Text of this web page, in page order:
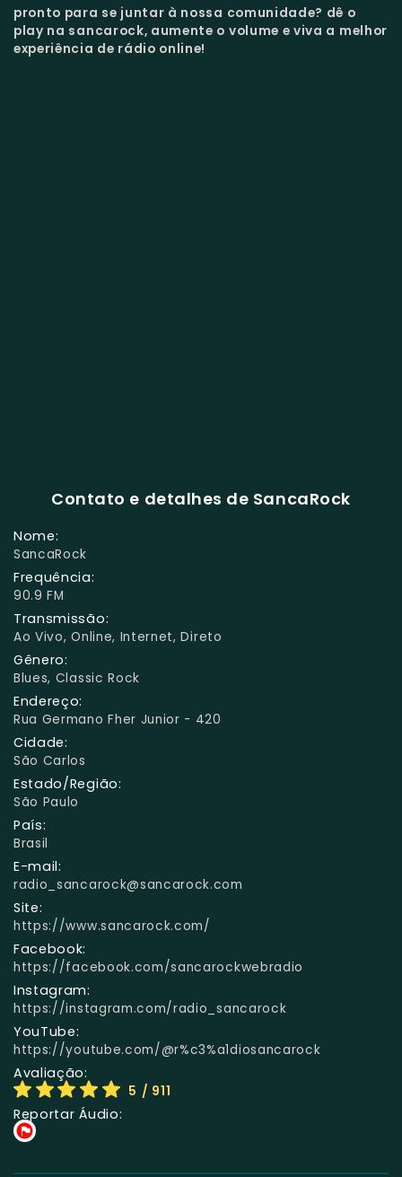
pronto para se juntar à nossa comunidade? dê o
play na sancarock, aumente o volume e viva a melhor
experiência de rádio online!
Contato e detalhes de SancaRock
Nome:
SancaRock
Frequência:
90.9 FM
Transmissão:
Ao Vivo, Online, Internet, Direto
Gênero:
Blues, Classic Rock
Endereço:
Rua Germano Fher Junior - 420
Cidade:
São Carlos
Estado/Região:
São Paulo
País:
Brasil
E-mail:
radio_sancarock@sancarock.com
Site:
https://www.sancarock.com/
Facebook:
https://facebook.com/sancarockwebradio
Instagram:
https://instagram.com/radio_sancarock
YouTube:
https://youtube.com/@r%c3%a1diosancarock
Avaliação:
5 / 911
Reportar Áudio: